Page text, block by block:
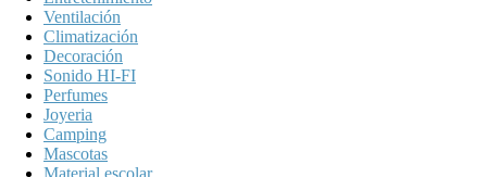
Ventilación
Climatización
Decoración
Sonido HI-FI
Perfumes
Joyeria
Camping
Mascotas
Material escolar